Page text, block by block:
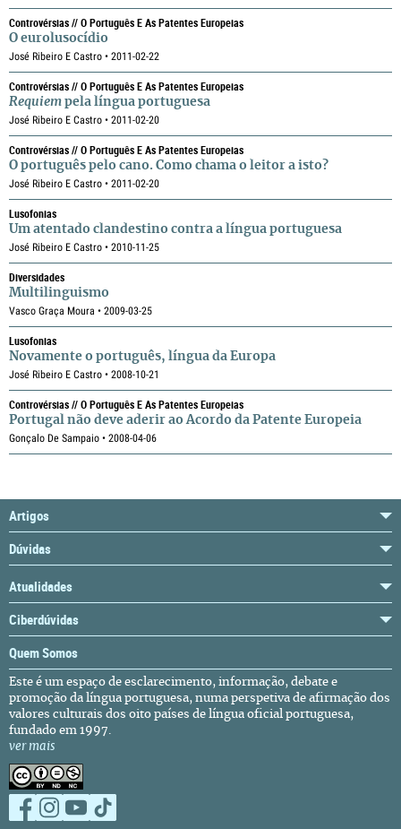
Controvérsias // O Português E As Patentes Europeias
O eurolusocídio
José Ribeiro E Castro • 2011-02-22
Controvérsias // O Português E As Patentes Europeias
Requiem pela língua portuguesa
José Ribeiro E Castro • 2011-02-20
Controvérsias // O Português E As Patentes Europeias
O português pelo cano. Como chama o leitor a isto?
José Ribeiro E Castro • 2011-02-20
Lusofonias
Um atentado clandestino contra a língua portuguesa
José Ribeiro E Castro • 2010-11-25
Diversidades
Multilinguismo
Vasco Graça Moura • 2009-03-25
Lusofonias
Novamente o português, língua da Europa
José Ribeiro E Castro • 2008-10-21
Controvérsias // O Português E As Patentes Europeias
Portugal não deve aderir ao Acordo da Patente Europeia
Gonçalo De Sampaio • 2008-04-06
Artigos
Dúvidas
Atualidades
Ciberdúvidas
Quem Somos
Este é um espaço de esclarecimento, informação, debate e
promoção da língua portuguesa, numa perspetiva de afirmação dos
valores culturais dos oito países de língua oficial portuguesa,
fundado em 1997.
ver mais